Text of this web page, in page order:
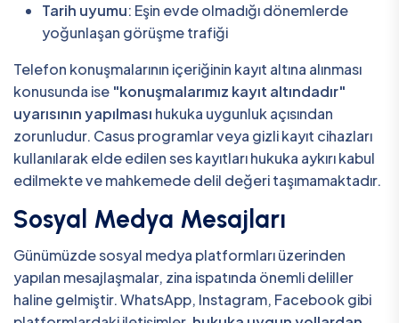
Tarih uyumu: Eşin evde olmadığı dönemlerde
yoğunlaşan görüşme trafiği
Telefon konuşmalarının içeriğinin kayıt altına alınması
konusunda ise "konuşmalarımız kayıt altındadır"
uyarısının yapılması hukuka uygunluk açısından
zorunludur. Casus programlar veya gizli kayıt cihazları
kullanılarak elde edilen ses kayıtları hukuka aykırı kabul
edilmekte ve mahkemede delil değeri taşımamaktadır.
Sosyal Medya Mesajları
Günümüzde sosyal medya platformları üzerinden
yapılan mesajlaşmalar, zina ispatında önemli deliller
haline gelmiştir. WhatsApp, Instagram, Facebook gibi